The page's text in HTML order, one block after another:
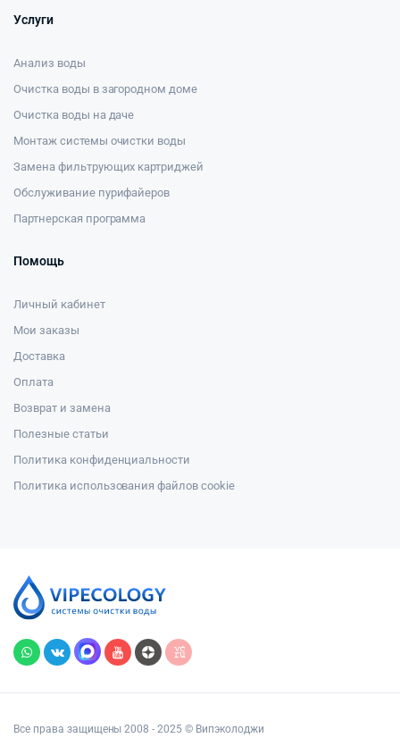
Услуги
Анализ воды
Очистка воды в загородном доме
Очистка воды на даче
Монтаж системы очистки воды
Замена фильтрующих картриджей
Обслуживание пурифайеров
Партнерская программа
Помощь
Личный кабинет
Мои заказы
Доставка
Оплата
Возврат и замена
Полезные статьи
Политика конфиденциальности
Политика использования файлов cookie
Все права защищены 2008 - 2025 © Випэколоджи